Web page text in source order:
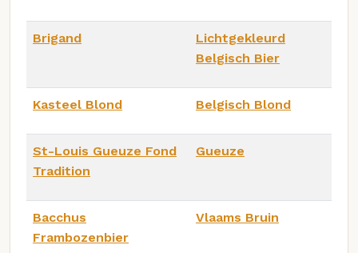
Brigand
Lichtgekleurd
Belgisch Bier
Kasteel Blond Belgisch Blond
St-Louis Gueuze Fond
Tradition
Gueuze
Bacchus
Frambozenbier
Vlaams Bruin